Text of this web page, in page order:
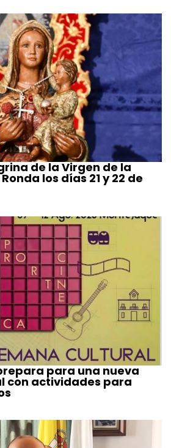
de la Virgen de la
los días 21 y 22 de
para una nueva
con actividades para